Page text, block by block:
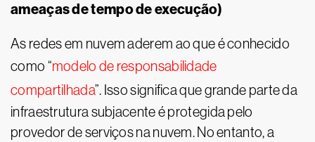
ameaças de tempo de execução)
As redes em nuvem aderem ao que é conhecido
como “modelo de responsabilidade
compartilhada”. Isso significa que grande parte da
infraestrutura subjacente é protegida pelo
provedor de serviços na nuvem. No entanto, a